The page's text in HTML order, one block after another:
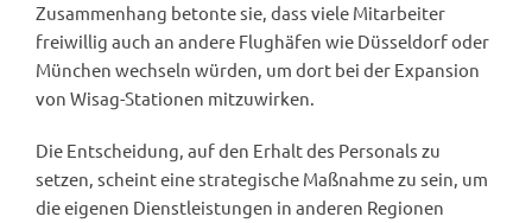
Zusammenhang betonte sie, dass viele Mitarbeiter
freiwillig auch an andere Flughäfen wie Düsseldorf oder
München wechseln würden, um dort bei der Expansion
von Wisag-Stationen mitzuwirken.
Die Entscheidung, auf den Erhalt des Personals zu
setzen, scheint eine strategische Maßnahme zu sein, um
die eigenen Dienstleistungen in anderen Regionen